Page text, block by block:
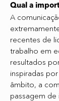
Qual a
A
recentes de
trabalho em
resultados
inspiradas
âmbito, a
passagem